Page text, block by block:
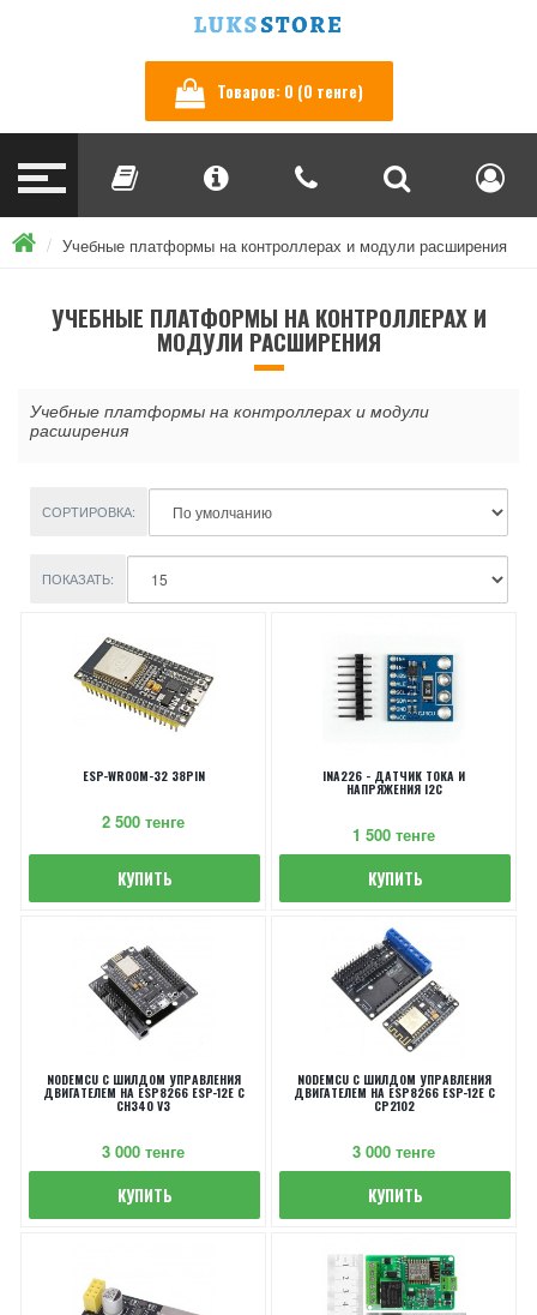
Товаров: 0 (0 тенге)
Учебные платформы на контроллерах и модули расширения
УЧЕБНЫЕ ПЛАТФОРМЫ НА КОНТРОЛЛЕРАХ И
МОДУЛИ РАСШИРЕНИЯ
Учебные платформы на контроллерах и модули
расширения
СОРТИРОВКА:
ПОКАЗАТЬ:
ESP-WROOM-32 38PIN
2 500 тенге
КУПИТЬ
INA226 - ДАТЧИК ТОКА И
НАПРЯЖЕНИЯ I2C
1 500 тенге
КУПИТЬ
NODEMCU С ШИЛДОМ УПРАВЛЕНИЯ
ДВИГАТЕЛЕМ НА ESP8266 ESP-12E С
CH340 V3
3 000 тенге
КУПИТЬ
NODEMCU С ШИЛДОМ УПРАВЛЕНИЯ
ДВИГАТЕЛЕМ НА ESP8266 ESP-12E С
CP2102
3 000 тенге
КУПИТЬ